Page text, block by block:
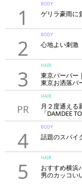
1
BODY
ゲリラ豪雨に
2
BODY
心地よい刺激
3
HAIR
東京バーバー
東京お洒落バ
PR
HAIR
月２度通える
「DAMDEE
4
BODY
話題のスパイ
5
HAIR
おすすめ横浜
男のカッコい